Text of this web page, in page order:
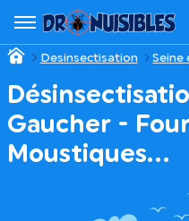
Desinsectisation Seine
Gaucher -
Moustiques…